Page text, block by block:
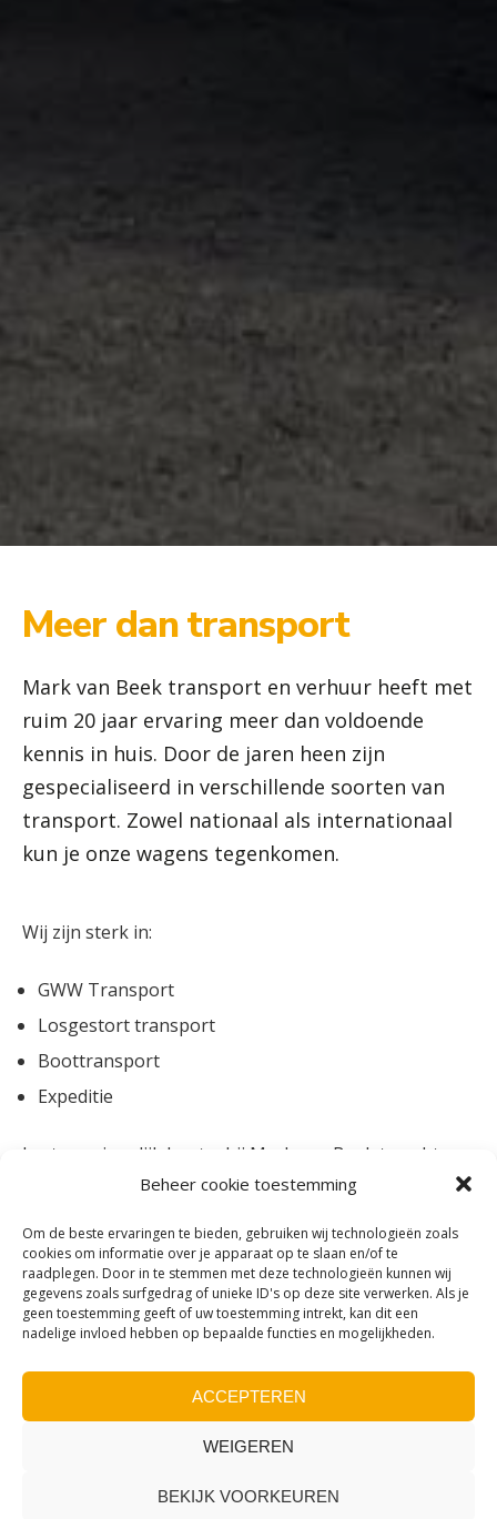
Beheer cookie toestemming
Om de beste ervaringen te bieden, gebruiken wij technologieën zoals
cookies om informatie over je apparaat op te slaan en/of te
raadplegen. Door in te stemmen met deze technologieën kunnen wij
gegevens zoals surfgedrag of unieke ID's op deze site verwerken. Als je
geen toestemming geeft of uw toestemming intrekt, kan dit een
nadelige invloed hebben op bepaalde functies en mogelijkheden.
ACCEPTEREN
WEIGEREN
BEKIJK VOORKEUREN
Meer dan transport
Mark van Beek transport en verhuur heeft met
ruim 20 jaar ervaring meer dan voldoende
kennis in huis. Door de jaren heen zijn
gespecialiseerd in verschillende soorten van
transport. Zowel nationaal als internationaal
kun je onze wagens tegenkomen.
Wij zijn sterk in:
GWW Transport
Losgestort transport
Boottransport
Expeditie
kortom: eigenlijk kunt u bij Mark van Beek terecht
voor bijna iedere vorm van transport!